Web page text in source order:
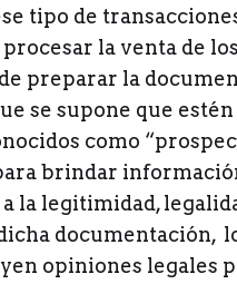
tipo de
la venta de
preparar la
se supone que
como
brindar
la legitimidad,
documentación,
opiniones legales